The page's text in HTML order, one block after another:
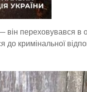
він переховувався в
кримінальної